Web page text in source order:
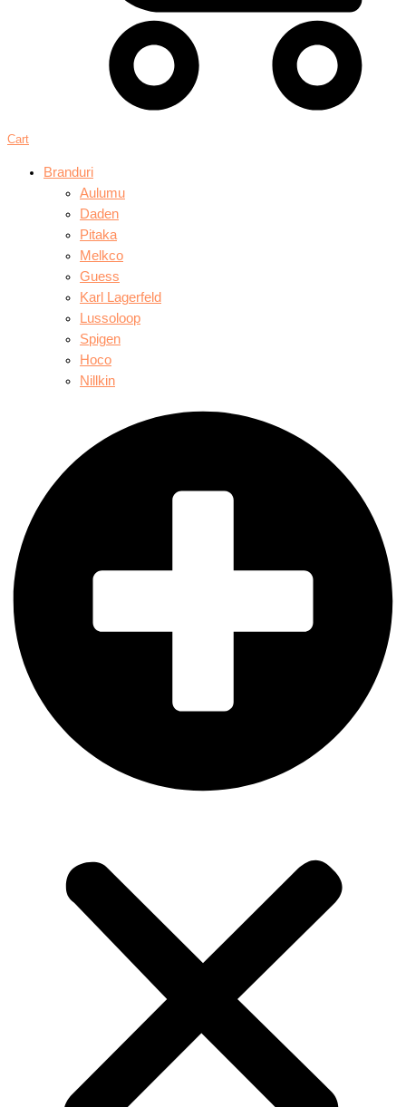
Cart
Branduri
Aulumu
Daden
Pitaka
Melkco
Guess
Karl Lagerfeld
Lussoloop
Spigen
Hoco
Nillkin